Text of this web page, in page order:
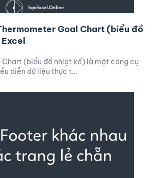
Goal Chart (biểu đồ
Chart (biểu đồ nhiệt kế) là một công cụ
diễn dữ liệu thực t…